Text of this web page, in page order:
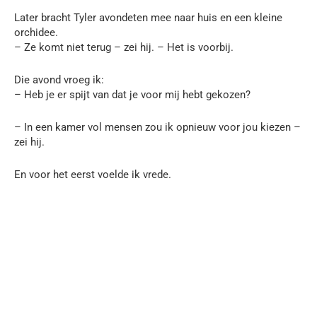
Later bracht Tyler avondeten mee naar huis en een kleine
orchidee.
– Ze komt niet terug – zei hij. – Het is voorbij.
Die avond vroeg ik:
– Heb je er spijt van dat je voor mij hebt gekozen?
– In een kamer vol mensen zou ik opnieuw voor jou kiezen –
zei hij.
En voor het eerst voelde ik vrede.